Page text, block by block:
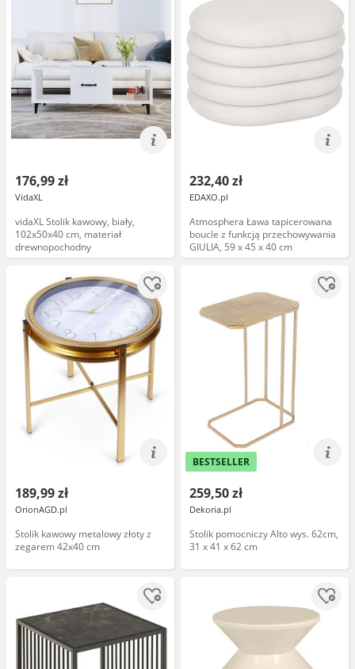
176,99 zł
VidaXL
vidaXL Stolik kawowy, biały,
102x50x40 cm, materiał
drewnopochodny
232,40 zł
EDAXO.pl
Atmosphera Ława tapicerowana
boucle z funkcją przechowywania
GIULIA, 59 x 45 x 40 cm
189,99 zł
OrionAGD.pl
Stolik kawowy metalowy złoty z
zegarem 42x40 cm
BESTSELLER
259,50 zł
Dekoria.pl
Stolik pomocniczy Alto wys. 62cm,
31 x 41 x 62 cm